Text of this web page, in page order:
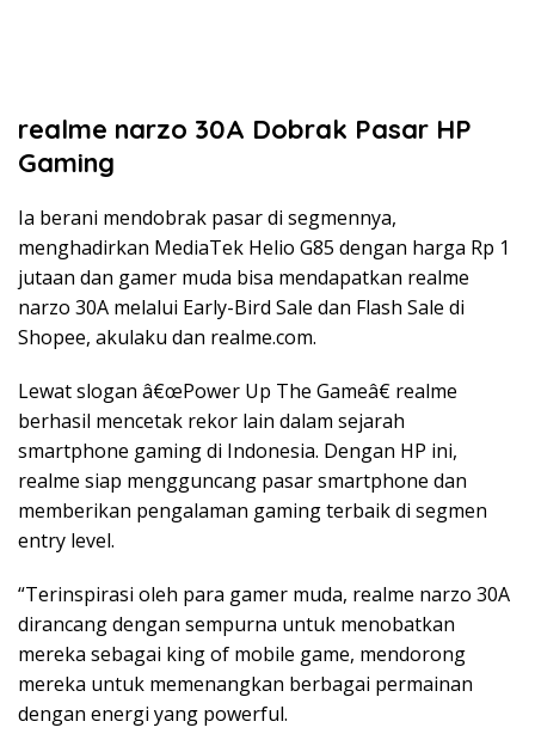
realme narzo 30A Dobrak Pasar HP
Gaming
Ia berani mendobrak pasar di segmennya,
menghadirkan MediaTek Helio G85 dengan harga Rp 1
jutaan dan gamer muda bisa mendapatkan realme
narzo 30A melalui Early-Bird Sale dan Flash Sale di
Shopee, akulaku dan realme.com.
Lewat slogan â€œPower Up The Gameâ€ realme
berhasil mencetak rekor lain dalam sejarah
smartphone gaming di Indonesia. Dengan HP ini,
realme siap mengguncang pasar smartphone dan
memberikan pengalaman gaming terbaik di segmen
entry level.
“Terinspirasi oleh para gamer muda, realme narzo 30A
dirancang dengan sempurna untuk menobatkan
mereka sebagai king of mobile game, mendorong
mereka untuk memenangkan berbagai permainan
dengan energi yang powerful.